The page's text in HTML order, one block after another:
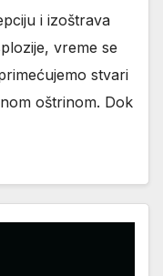
i izoštrava
vreme se
stvari
oštrinom. Dok